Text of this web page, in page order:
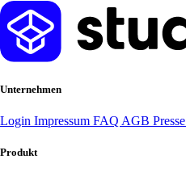
Unternehmen
Login Impressum FAQ AGB Presse
Produkt